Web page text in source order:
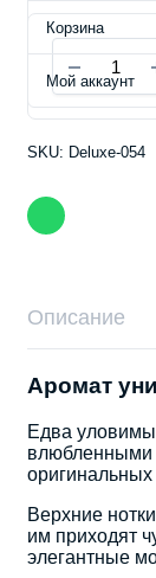
Корзина
Мой аккаунт
Vilhelm
Dear
Polly
quantity
SKU: Deluxe-054
Описание
Аромат
Едва
влюбленными
оригинальных
Верхние
им приходят
элегантные